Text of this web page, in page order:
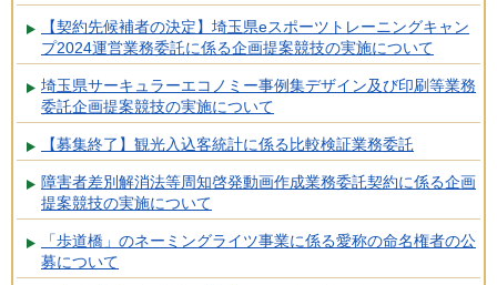
【契約先候補者の決定】埼玉県eスポーツトレーニングキャン
プ2024運営業務委託に係る企画提案競技の実施について
埼玉県サーキュラーエコノミー事例集デザイン及び印刷等業務
委託企画提案競技の実施について
【募集終了】観光入込客統計に係る比較検証業務委託
障害者差別解消法等周知啓発動画作成業務委託契約に係る企画
提案競技の実施について
「歩道橋」のネーミングライツ事業に係る愛称の命名権者の公
募について